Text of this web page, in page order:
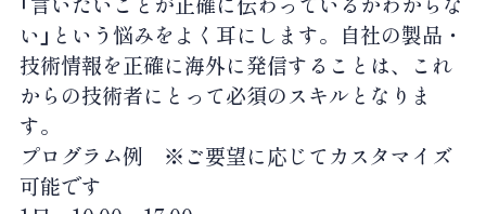
い｣という悩みをよく耳にします。自社の製品・
技術情報を正確に海外に発信することは、これ
からの技術者にとって必須のスキルとなりま
す。
プログラム例 ※ご要望に応じてカスタマイズ
可能です